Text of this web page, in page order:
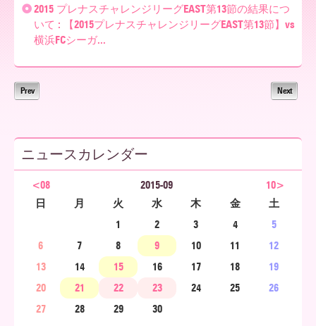
ィ
ー
ア
北
海
道
2015 プレナスチャレンジリーグEAST第13節の結果につ
いて : 【2015プレナスチャレンジリーグEAST第13節】vs
横浜FCシーガ...
Prev Next
ニュースカレンダー
<08 2015-09
10>
日
月 火 水 木 金
土
1
2 3 4
5
6
7 8 9 10 11
12
13
14 15 16 17 18
19
20
21 22 23 24 25
26
27
28 29 30